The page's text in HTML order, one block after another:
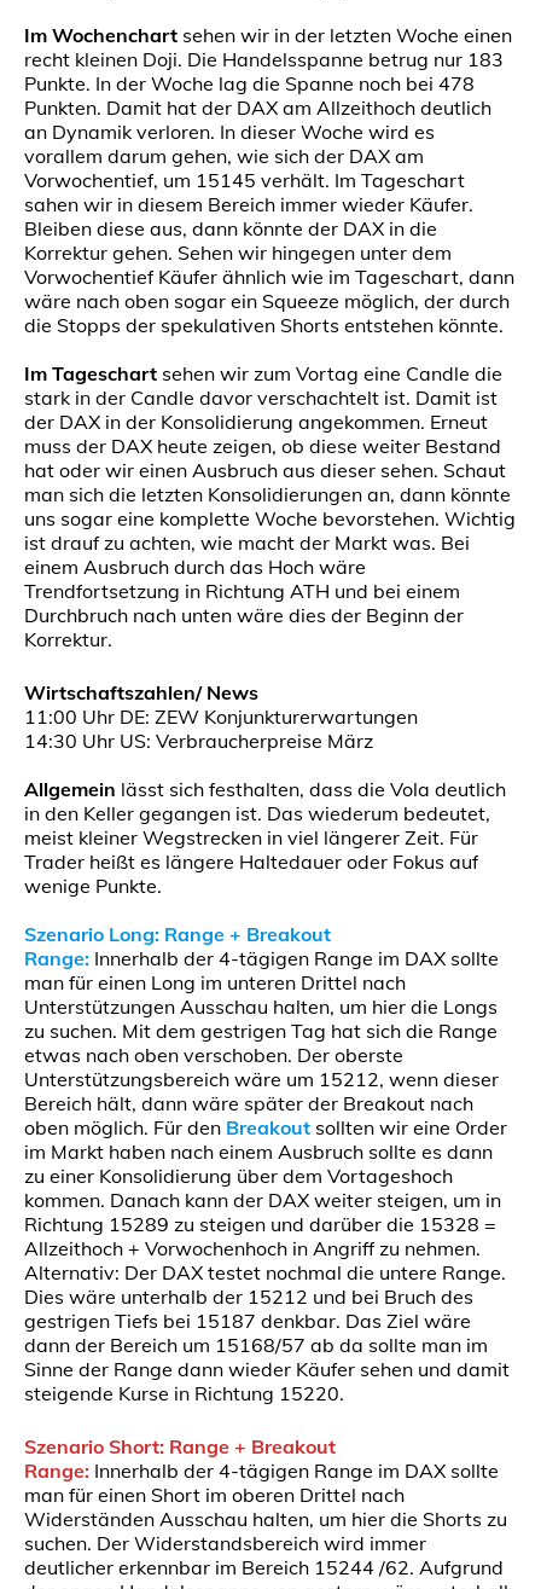
Im Wochenchart sehen wir in der letzten Woche einen
recht kleinen Doji. Die Handelsspanne betrug nur 183
Punkte. In der Woche lag die Spanne noch bei 478
Punkten. Damit hat der DAX am Allzeithoch deutlich
an Dynamik verloren. In dieser Woche wird es
vorallem darum gehen, wie sich der DAX am
Vorwochentief, um 15145 verhält. Im Tageschart
sahen wir in diesem Bereich immer wieder Käufer.
Bleiben diese aus, dann könnte der DAX in die
Korrektur gehen. Sehen wir hingegen unter dem
Vorwochentief Käufer ähnlich wie im Tageschart, dann
wäre nach oben sogar ein Squeeze möglich, der durch
die Stopps der spekulativen Shorts entstehen könnte.
Im Tageschart sehen wir zum Vortag eine Candle die
stark in der Candle davor verschachtelt ist. Damit ist
der DAX in der Konsolidierung angekommen. Erneut
muss der DAX heute zeigen, ob diese weiter Bestand
hat oder wir einen Ausbruch aus dieser sehen. Schaut
man sich die letzten Konsolidierungen an, dann könnte
uns sogar eine komplette Woche bevorstehen. Wichtig
ist drauf zu achten, wie macht der Markt was. Bei
einem Ausbruch durch das Hoch wäre
Trendfortsetzung in Richtung ATH und bei einem
Durchbruch nach unten wäre dies der Beginn der
Korrektur.
Wirtschaftszahlen/ News
11:00 Uhr DE: ZEW Konjunkturerwartungen
14:30 Uhr US: Verbraucherpreise März
Allgemein lässt sich festhalten, dass die Vola deutlich
in den Keller gegangen ist. Das wiederum bedeutet,
meist kleiner Wegstrecken in viel längerer Zeit. Für
Trader heißt es längere Haltedauer oder Fokus auf
wenige Punkte.
Szenario Long: Range + Breakout
Range: Innerhalb der 4-tägigen Range im DAX sollte
man für einen Long im unteren Drittel nach
Unterstützungen Ausschau halten, um hier die Longs
zu suchen. Mit dem gestrigen Tag hat sich die Range
etwas nach oben verschoben. Der oberste
Unterstützungsbereich wäre um 15212, wenn dieser
Bereich hält, dann wäre später der Breakout nach
oben möglich. Für den Breakout sollten wir eine Order
im Markt haben nach einem Ausbruch sollte es dann
zu einer Konsolidierung über dem Vortageshoch
kommen. Danach kann der DAX weiter steigen, um in
Richtung 15289 zu steigen und darüber die 15328 =
Allzeithoch + Vorwochenhoch in Angriff zu nehmen.
Alternativ: Der DAX testet nochmal die untere Range.
Dies wäre unterhalb der 15212 und bei Bruch des
gestrigen Tiefs bei 15187 denkbar. Das Ziel wäre
dann der Bereich um 15168/57 ab da sollte man im
Sinne der Range dann wieder Käufer sehen und damit
steigende Kurse in Richtung 15220.
Szenario Short: Range + Breakout
Range: Innerhalb der 4-tägigen Range im DAX sollte
man für einen Short im oberen Drittel nach
Widerständen Ausschau halten, um hier die Shorts zu
suchen. Der Widerstandsbereich wird immer
deutlicher erkennbar im Bereich 15244 /62. Aufgrund